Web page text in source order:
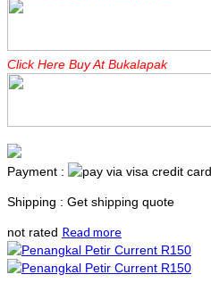
Click Here Buy At Bukalapak
Payment :
Shipping : Get shipping quote
not rated Read more